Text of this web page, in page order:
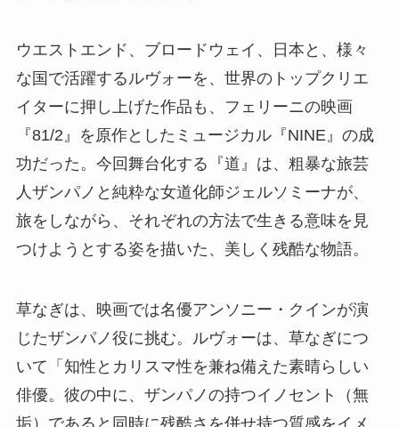
ウエストエンド、ブロードウェイ、日本と、様々
な国で活躍するルヴォーを、世界のトップクリエ
イターに押し上げた作品も、フェリーニの映画
『81/2』を原作としたミュージカル『NINE』の成
功だった。今回舞台化する『道』は、粗暴な旅芸
人ザンパノと純粋な女道化師ジェルソミーナが、
旅をしながら、それぞれの方法で生きる意味を見
つけようとする姿を描いた、美しく残酷な物語。
草なぎは、映画では名優アンソニー・クインが演
じたザンパノ役に挑む。ルヴォーは、草なぎにつ
いて「知性とカリスマ性を兼ね備えた素晴らしい
俳優。彼の中に、ザンパノの持つイノセント（無